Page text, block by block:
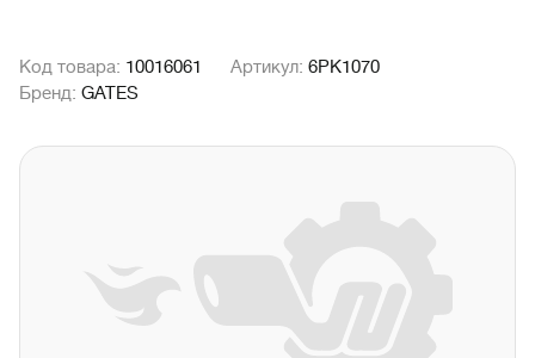
Код товара: 10016061 Артикул: 6PK1070
Бренд: GATES